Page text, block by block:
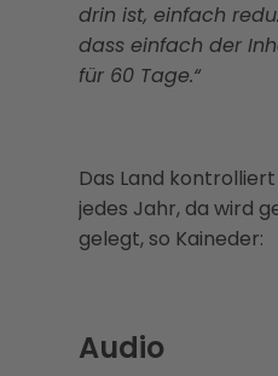
drin ist, einfach
dass einfach der
für 60 Tage.“
Das Land
jedes Jahr, da wird
gelegt, so Kaineder:
Audio